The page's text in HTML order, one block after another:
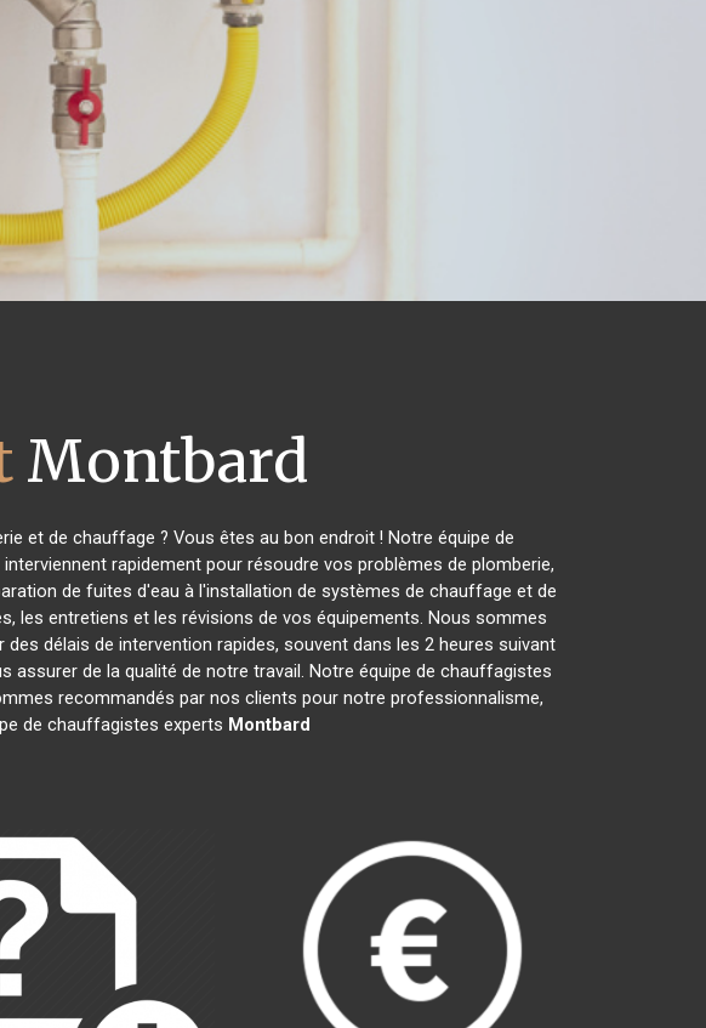
Montbard
et de chauffage ? Vous êtes au bon endroit ! Notre équipe de
rapidement pour résoudre vos problèmes de plomberie,
de fuites d'eau à l'installation de systèmes de chauffage et de
les entretiens et les révisions de vos équipements. Nous sommes
délais de intervention rapides, souvent dans les 2 heures suivant
de la qualité de notre travail. Notre équipe de chauffagistes
recommandés par nos clients pour notre professionnalisme,
de chauffagistes experts Montbard